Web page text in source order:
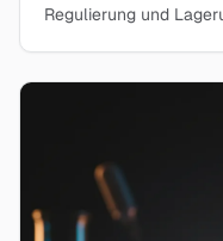
Regulierung und